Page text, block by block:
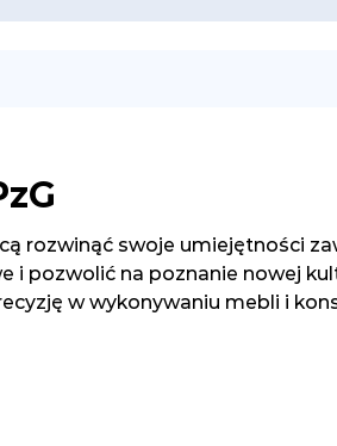
rozwinąć swoje umiejętności
pozwolić na poznanie nowej
w wykonywaniu mebli i